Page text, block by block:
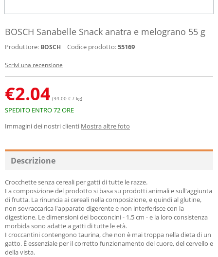
BOSCH Sanabelle Snack anatra e melograno 55 g
Produttore: BOSCH Codice prodotto:55169
Scrivi una recensione
€2.04 (34.00 € / kg)
SPEDITO ENTRO 72 ORE
Immagini dei nostri clienti Mostra altre foto
Descrizione
Crocchette senza cereali per gatti di tutte le razze.
La composizione del prodotto si basa su prodotti animali e sull'aggiunta
di frutta. La rinuncia ai cereali nella composizione, e quindi al glutine,
non sovraccarica l'apparato digerente e non interferisce con la
digestione. Le dimensioni dei bocconcini - 1,5 cm - e la loro consistenza
morbida sono adatte a gatti di tutte le età.
I croccantini contengono taurina, che non è mai troppa nella dieta di un
gatto. È essenziale per il corretto funzionamento del cuore, del cervello e
della vista.